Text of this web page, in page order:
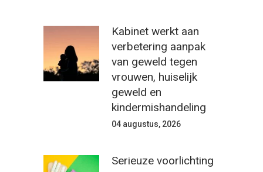
Kabinet werkt aan
verbetering aanpak
van geweld tegen
vrouwen, huiselijk
geweld en
kindermishandeling
04 augustus, 2026
Serieuze voorlichting